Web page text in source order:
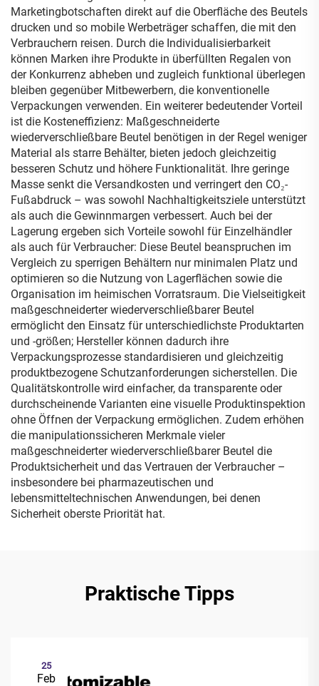
Marketingbotschaften direkt auf die Oberfläche des Beutels
drucken und so mobile Werbeträger schaffen, die mit den
Verbrauchern reisen. Durch die Individualisierbarkeit
können Marken ihre Produkte in überfüllten Regalen von
der Konkurrenz abheben und zugleich funktional überlegen
bleiben gegenüber Mitbewerbern, die konventionelle
Verpackungen verwenden. Ein weiterer bedeutender Vorteil
ist die Kosteneffizienz: Maßgeschneiderte
wiederverschließbare Beutel benötigen in der Regel weniger
Material als starre Behälter, bieten jedoch gleichzeitig
besseren Schutz und höhere Funktionalität. Ihre geringe
Masse senkt die Versandkosten und verringert den CO₂-
Fußabdruck – was sowohl Nachhaltigkeitsziele unterstützt
als auch die Gewinnmargen verbessert. Auch bei der
Lagerung ergeben sich Vorteile sowohl für Einzelhändler
als auch für Verbraucher: Diese Beutel beanspruchen im
Vergleich zu sperrigen Behältern nur minimalen Platz und
optimieren so die Nutzung von Lagerflächen sowie die
Organisation im heimischen Vorratsraum. Die Vielseitigkeit
maßgeschneiderter wiederverschließbarer Beutel
ermöglicht den Einsatz für unterschiedlichste Produktarten
und -größen; Hersteller können dadurch ihre
Verpackungsprozesse standardisieren und gleichzeitig
produktbezogene Schutzanforderungen sicherstellen. Die
Qualitätskontrolle wird einfacher, da transparente oder
durchscheinende Varianten eine visuelle Produktinspektion
ohne Öffnen der Verpackung ermöglichen. Zudem erhöhen
die manipulationssicheren Merkmale vieler
maßgeschneiderter wiederverschließbarer Beutel die
Produktsicherheit und das Vertrauen der Verbraucher –
insbesondere bei pharmazeutischen und
lebensmitteltechnischen Anwendungen, bei denen
Sicherheit oberste Priorität hat.
Praktische Tipps
25
Feb